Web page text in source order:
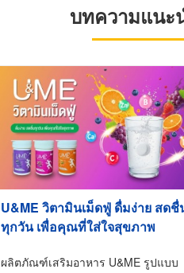
บทความแนะ
U&ME วิตามินเม็ดฟู่ ดื่มง่าย สดชื่
ทุกวัน เพื่อคุณที่ใส่ใจสุขภาพ
ผลิตภัณฑ์เสริมอาหาร U&ME รูปแบบ